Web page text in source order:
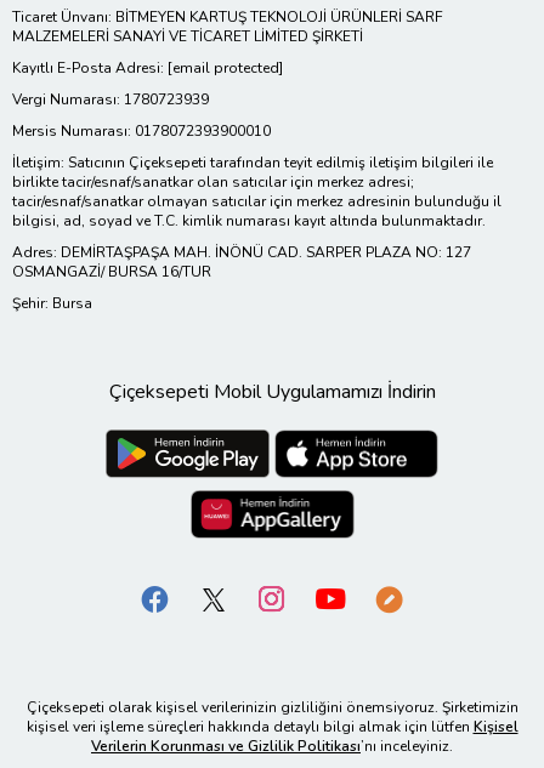
Ticaret Ünvanı: BİTMEYEN KARTUŞ TEKNOLOJİ ÜRÜNLERİ SARF
MALZEMELERİ SANAYİ VE TİCARET LİMİTED ŞİRKETİ
Kayıtlı E-Posta Adresi: [email protected]
Vergi Numarası: 1780723939
Mersis Numarası: 0178072393900010
İletişim: Satıcının Çiçeksepeti tarafından teyit edilmiş iletişim bilgileri ile
birlikte tacir/esnaf/sanatkar olan satıcılar için merkez adresi;
tacir/esnaf/sanatkar olmayan satıcılar için merkez adresinin bulunduğu il
bilgisi, ad, soyad ve T.C. kimlik numarası kayıt altında bulunmaktadır.
Adres: DEMİRTAŞPAŞA MAH. İNÖNÜ CAD. SARPER PLAZA NO: 127
OSMANGAZİ/ BURSA 16/TUR
Şehir: Bursa
Çiçeksepeti Mobil Uygulamamızı İndirin
Çiçeksepeti olarak kişisel verilerinizin gizliliğini önemsiyoruz. Şirketimizin
kişisel veri işleme süreçleri hakkında detaylı bilgi almak için lütfen Kişisel
Verilerin Korunması ve Gizlilik Politikası’nı inceleyiniz.